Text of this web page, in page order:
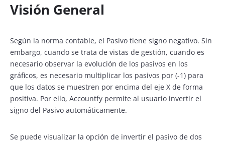
Visión General
Según la norma contable, el Pasivo tiene signo negativo. Sin
embargo, cuando se trata de vistas de gestión, cuando es
necesario observar la evolución de los pasivos en los
gráficos, es necesario multiplicar los pasivos por (-1) para
que los datos se muestren por encima del eje X de forma
positiva. Por ello, Accountfy permite al usuario invertir el
signo del Pasivo automáticamente.
Se puede visualizar la opción de invertir el pasivo de dos